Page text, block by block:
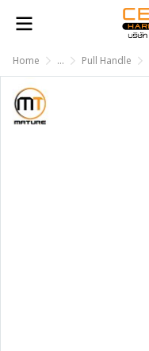
Home ... Pull Handle